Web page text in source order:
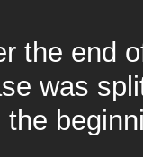
the end
was
the